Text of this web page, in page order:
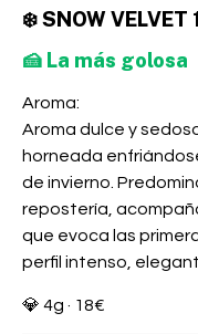
❄️ SNOW VELVET 1
🍰 La más golosa
Aroma:
Aroma dulce y
horneada
de invierno.
repostería,
que evoca las
perfil intenso,
💎 4g · 18€